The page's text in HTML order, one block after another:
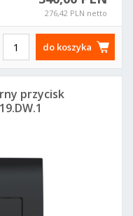
276,42 PLN netto
do koszyka
przycisk